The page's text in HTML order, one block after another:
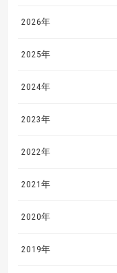
2026年
2025年
2024年
2023年
2022年
2021年
2020年
2019年